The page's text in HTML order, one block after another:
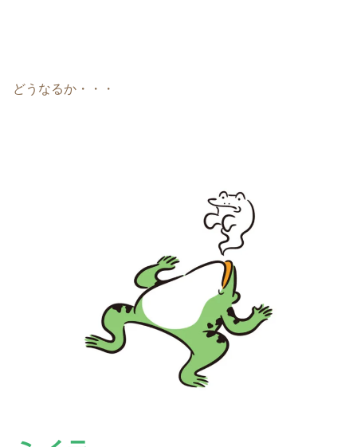
どうなるか・・・